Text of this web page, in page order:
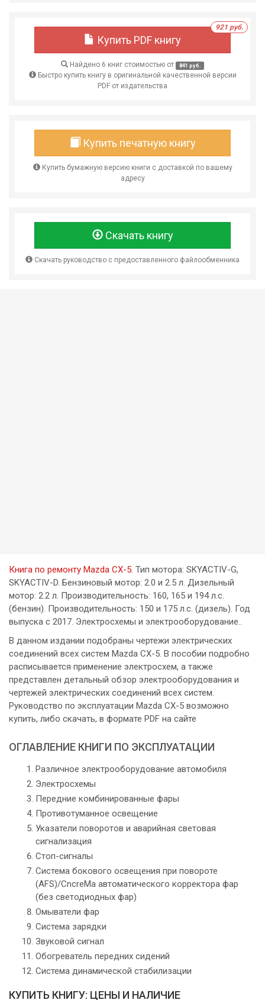
Купить PDF книгу
921 руб.
Найдено 6 книг стоимостью от 841 руб.
Быстро купить книгу в оригинальной качественной версии
PDF от издательства
Купить печатную книгу
Купить бумажную версию книги с доставкой по вашему
адресу
Скачать книгу
Скачать руководство с предоставленного файлообменника
Книга по ремонту Mazda CX-5. Тип мотора: SKYACTIV-G,
SKYACTIV-D. Бензиновый мотор: 2.0 и 2.5 л. Дизельный
мотор: 2.2 л. Производительность: 160, 165 и 194 л.с.
(бензин). Производительность: 150 и 175 л.с. (дизель). Год
выпуска с 2017. Электросхемы и электрооборудование..
В данном издании подобраны чертежи электрических
соединений всех систем Mazda CX-5. В пособии подробно
расписывается применение электросхем, а также
представлен детальный обзор электрооборудования и
чертежей электрических соединений всех систем.
Руководство по эксплуатации Mazda CX-5 возможно
купить, либо скачать, в формате PDF на сайте
ОГЛАВЛЕНИЕ КНИГИ ПО ЭКСПЛУАТАЦИИ
Различное электрооборудование автомобиля
Электросхемы
Передние комбинированные фары
Противотуманное освещение
Указатели поворотов и аварийная световая
сигнализация
Стоп-сигналы
Система бокового освещения при повороте
(AFS)/CncreMa автоматического корректора фар
(без светодиодных фар)
Омыватели фар
Система зарядки
Звуковой сигнал
Обогреватель передних сидений
Система динамической стабилизации
КУПИТЬ КНИГУ: ЦЕНЫ И НАЛИЧИЕ